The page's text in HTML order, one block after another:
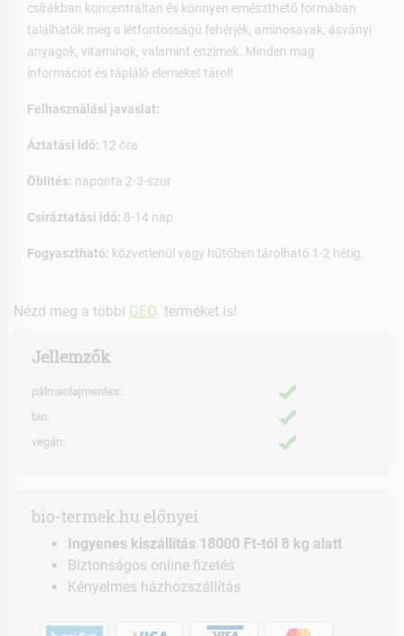
csírákban koncentráltan és könnyen emészthető formában
találhatók meg a létfontosságú fehérjék, aminosavak, ásványi
anyagok, vitaminok, valamint enzimek. Minden mag
információt és tápláló elemeket tárol!
Felhasználási javaslat:
Áztatási idő: 12 óra
Öblítés: naponta 2-3-szor
Csíráztatási idő: 8-14 nap
Fogyasztható: közvetlenül vagy hűtőben tárolható 1-2 hétig.
Nézd meg a többi GEO terméket is!
Jellemzők
pálmaolajmentes:
bio:
vegán:
bio-termek.hu előnyei
Ingyenes kiszállítás 18000 Ft-tól 8 kg alatt
Biztonságos online fizetés
Kényelmes házhozszállítás